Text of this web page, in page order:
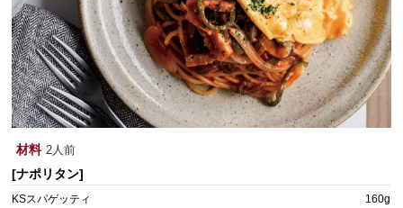
材料 2人前
[ナポリタン]
KSスパゲッティ 160g